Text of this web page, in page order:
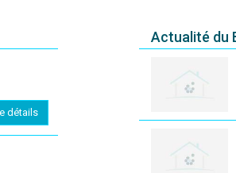
détails
Actualité du